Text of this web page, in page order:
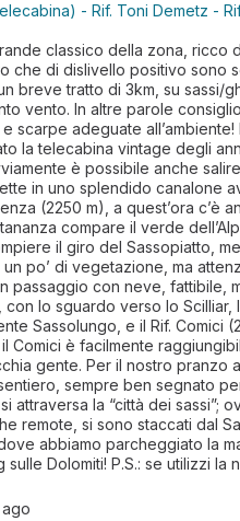
- Rif. Toni Demetz -
classico della zona, ricco
che di dislivello positivo sono
breve tratto di 3km, su sassi/
vento. In altre parole
scarpe adeguate
la telecabina vintage degli
è possibile anche
in uno splendido canalone
(2250 m), a quest’ora c’è
compare il verde
il giro del Sassopiatto,
po’ di vegetazione, ma
passaggio con neve, fattibile,
con lo sguardo verso lo
Sassolungo, e il Rif. Comici
Comici è facilmente
gente. Per il nostro pranzo
sempre ben segnato
attraversa la “città dei sassi”;
remote, si sono staccati dal
abbiamo parcheggiato la
Dolomiti! P.S.: se utilizzi
ago